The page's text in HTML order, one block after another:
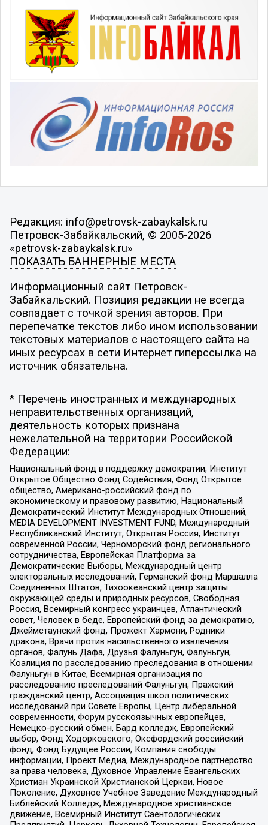
Редакция: info@petrovsk-zabaykalsk.ru
Петровск-Забайкальский, © 2005-2026
«petrovsk-zabaykalsk.ru»
ПОКАЗАТЬ БАННЕРНЫЕ МЕСТА
Информационный сайт Петровск-
Забайкальский. Позиция редакции не всегда
совпадает с точкой зрения авторов. При
перепечатке текстов либо ином использовании
текстовых материалов с настоящего сайта на
иных ресурсах в сети Интернет гиперссылка на
источник обязательна.
* Перечень иностранных и международных
неправительственных организаций,
деятельность которых признана
нежелательной на территории Российской
Федерации:
Национальный фонд в поддержку демократии, Институт
Открытое Общество Фонд Содействия, Фонд Открытое
общество, Американо-российский фонд по
экономическому и правовому развитию, Национальный
Демократический Институт Международных Отношений,
MEDIA DEVELOPMENT INVESTMENT FUND, Международный
Республиканский Институт, Открытая Россия, Институт
современной России, Черноморский фонд регионального
сотрудничества, Европейская Платформа за
Демократические Выборы, Международный центр
электоральных исследований, Германский фонд Маршалла
Соединенных Штатов, Тихоокеанский центр защиты
окружающей среды и природных ресурсов, Свободная
Россия, Всемирный конгресс украинцев, Атлантический
совет, Человек в беде, Европейский фонд за демократию,
Джеймстаунский фонд, Прожект Хармони, Родники
дракона, Врачи против насильственного извлечения
органов, Фалунь Дафа, Друзья Фалуньгун, Фалуньгун,
Коалиция по расследованию преследования в отношении
Фалуньгун в Китае, Всемирная организация по
расследованию преследований Фалуньгун, Пражский
гражданский центр, Ассоциация школ политических
исследований при Совете Европы, Центр либеральной
современности, Форум русскоязычных европейцев,
Немецко-русский обмен, Бард колледж, Европейский
выбор, Фонд Ходорковского, Оксфордский российский
фонд, Фонд Будущее России, Компания свободы
информации, Проект Медиа, Международное партнерство
за права человека, Духовное Управление Евангельских
Христиан Украинской Христианской Церкви, Новое
Поколение, Духовное Учебное Заведение Международный
Библейский Колледж, Международное христианское
движение, Всемирный Институт Саентологических